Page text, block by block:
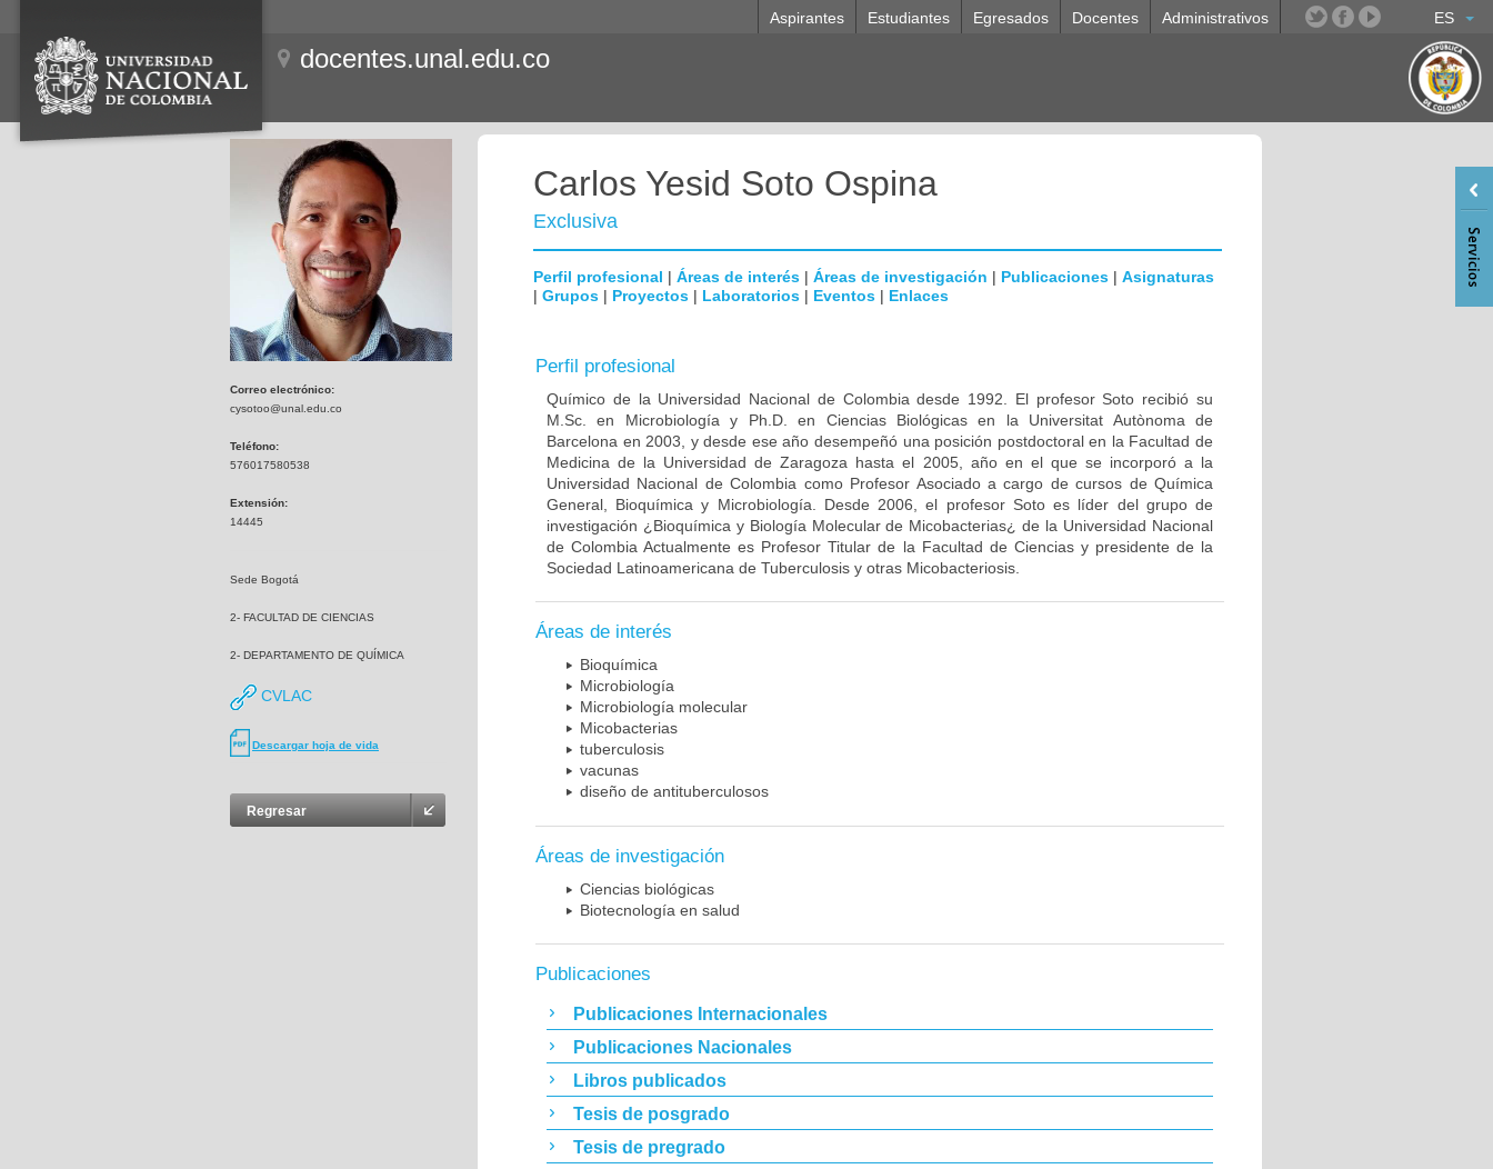
ES
Aspirantes Estudiantes Egresados Docentes Administrativos
docentes.unal.edu.co
Correo electrónico:
cysotoo@unal.edu.co
Teléfono:
576017580538
Extensión:
14445
Sede Bogotá
2- FACULTAD DE CIENCIAS
2- DEPARTAMENTO DE QUÍMICA
CVLAC
Descargar hoja de vida
Regresar
Carlos Yesid Soto Ospina
Exclusiva
Perfil profesional | Áreas de interés | Áreas de investigación | Publicaciones | Asignaturas
| Grupos | Proyectos | Laboratorios | Eventos | Enlaces
Perfil profesional
Químico de la Universidad Nacional de Colombia desde 1992. El profesor Soto recibió su
M.Sc. en Microbiología y Ph.D. en Ciencias Biológicas en la Universitat Autònoma de
Barcelona en 2003, y desde ese año desempeñó una posición postdoctoral en la Facultad de
Medicina de la Universidad de Zaragoza hasta el 2005, año en el que se incorporó a la
Universidad Nacional de Colombia como Profesor Asociado a cargo de cursos de Química
General, Bioquímica y Microbiología. Desde 2006, el profesor Soto es líder del grupo de
investigación ¿Bioquímica y Biología Molecular de Micobacterias¿ de la Universidad Nacional
de Colombia Actualmente es Profesor Titular de la Facultad de Ciencias y presidente de la
Sociedad Latinoamericana de Tuberculosis y otras Micobacteriosis.
Áreas de interés
Bioquímica
Microbiología
Microbiología molecular
Micobacterias
tuberculosis
vacunas
diseño de antituberculosos
Áreas de investigación
Ciencias biológicas
Biotecnología en salud
Publicaciones
Publicaciones Internacionales
Publicaciones Nacionales
Libros publicados
Tesis de posgrado
Tesis de pregrado